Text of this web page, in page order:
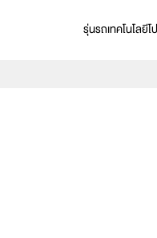
รุ่นรถเทคโนโลยีโ